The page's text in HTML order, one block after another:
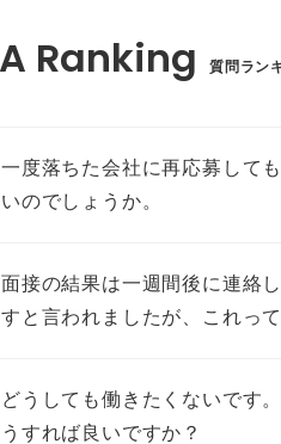
質問ラン
一度落ちた会社に再応募して
いのでしょうか。
面接の結果は一週間後に連絡し
すと言われましたが、これっ
どうしても働きたくないです
うすれば良いですか？